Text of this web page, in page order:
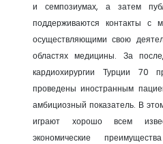
и семпозиумах, а затем
поддерживаются контакты с
осуществляющими свою
областях медицины. За
кардиохирургии Турции 70
проведены иностранным
амбициозный показатель. В
играют хорошо всем
экономические